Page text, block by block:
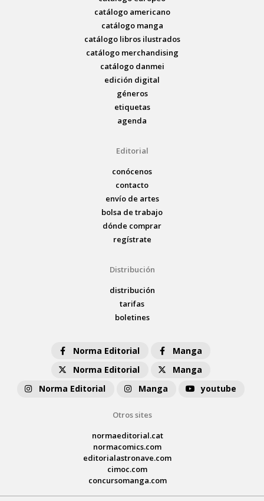
catálogo americano
catálogo manga
catálogo libros ilustrados
catálogo merchandising
catálogo danmei
edición digital
géneros
etiquetas
agenda
Editorial
conócenos
contacto
envío de artes
bolsa de trabajo
dónde comprar
regístrate
Distribución
distribución
tarifas
boletines
Norma Editorial
Manga
Norma Editorial
Manga
Norma Editorial
Manga youtube
Otros sites
normaeditorial.cat
normacomics.com
editorialastronave.com
cimoc.com
concursomanga.com